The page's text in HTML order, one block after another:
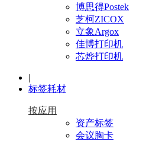
博思得Postek
芝柯ZICOX
立象Argox
佳博打印机
芯烨打印机
|
标签耗材
按应用
资产标签
会议胸卡